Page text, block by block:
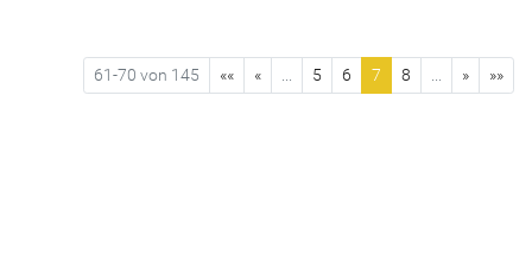
61-70 von 145 «« « 5 6 7 8 » »»